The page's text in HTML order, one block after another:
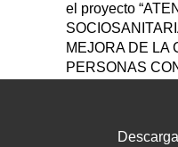
el proyecto
MEJORA DE LA
PERSONAS